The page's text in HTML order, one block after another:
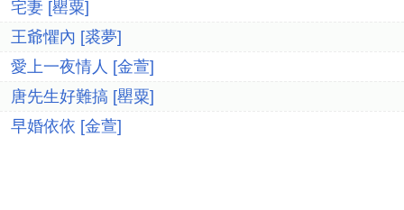
宅妻 [罌粟]
王爺懼內 [裘夢]
愛上一夜情人 [金萱]
唐先生好難搞 [罌粟]
早婚依依 [金萱]